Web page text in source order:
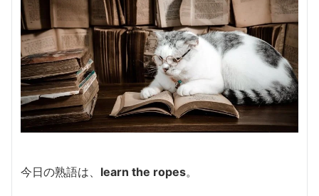
今日の熟語は、 learn the ropes。